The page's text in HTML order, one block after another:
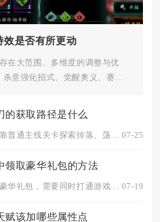
效是否有所更动
在大范围、多维度的调整与优
意强化招式、觉醒奥义、赛季
的获取路径是什么
07-25
领取豪华礼包的方法
07-19
赋该加哪些属性点